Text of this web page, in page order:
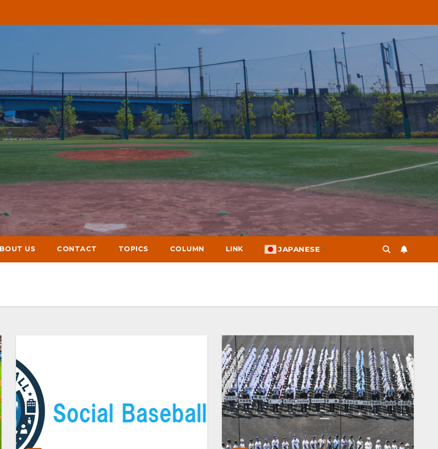
US CONTACT TOPICS COLUMN LINK JAPANESE ▼